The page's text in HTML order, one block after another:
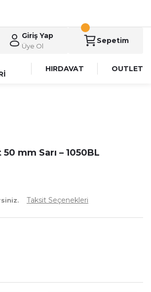
Giriş Yap
Üye Ol
Sepetim
HIRDAVAT OUTLET
mm Sarı – 1050BL
Taksit Seçenekleri